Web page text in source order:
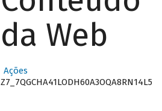
da Web
Ações
Z7_7QGCHA41LODH60A3OQA8RN14L5